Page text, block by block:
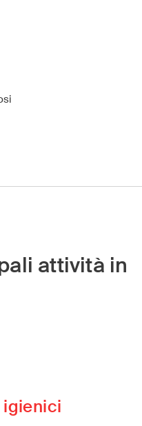
attività in
igienici